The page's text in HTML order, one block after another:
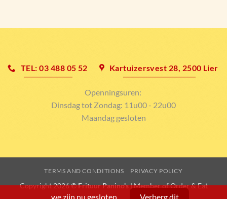
TEL: 03 488 05 52 Kartuizersvest 28, 2500 Lier
Openningsuren:
Dinsdag tot Zondag: 11u00 - 22u00
Maandag gesloten
TERMS AND CONDITIONS PRIVACY POLICY
Copyright 2026 ©Frituur Panino's| Member ofOrder & Eat
we zijn nu gesloten Verberg dit